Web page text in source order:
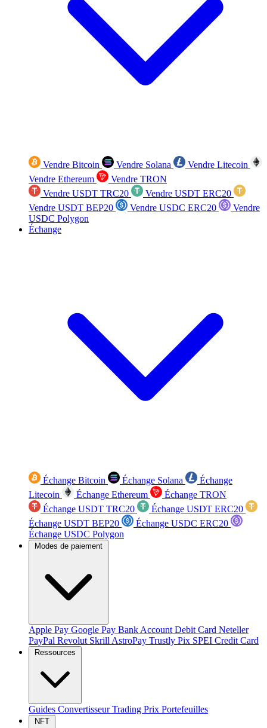
Vendre Bitcoin Vendre Solana
Vendre Litecoin
Vendre Ethereum
Vendre TRON
Vendre USDT TRC20
Vendre USDT ERC20
Vendre USDT BEP20
Vendre USDC ERC20
Vendre
USDC Polygon
Échange
Échange Bitcoin Échange Solana
Échange
Litecoin
Échange Ethereum
Échange TRON
Échange USDT TRC20
Échange USDT ERC20
Échange USDT BEP20
Échange USDC ERC20
Échange USDC Polygon
Modes de paiement
Apple Pay Google Pay Bank Account Debit Card Neteller
PayPal Revolut Skrill AstroPay Trustly Pix SPEI Credit Card
Ressources
Guides ConvertisseurTrading Prix Portefeuilles
NFT